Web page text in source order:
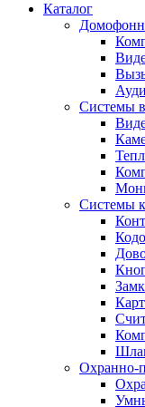
Каталог
Системы
Системы
Охранно-